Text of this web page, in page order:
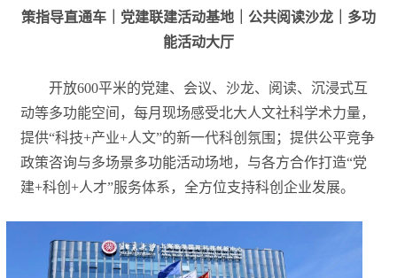
策指导直通车｜党建联建活动基地｜公共阅读沙龙｜多功
能活动大厅
开放600平米的党建、会议、沙龙、阅读、沉浸式互
动等多功能空间，每月现场感受北大人文社科学术力量，
提供“科技+产业+人文”的新一代科创氛围；提供公平竞争
政策咨询与多场景多功能活动场地，与各方合作打造“党
建+科创+人才”服务体系，全方位支持科创企业发展。